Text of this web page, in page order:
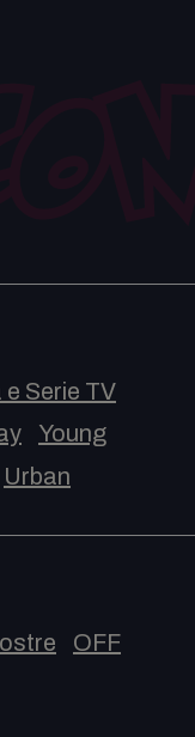
e Serie TV
Young
Urban
OFF